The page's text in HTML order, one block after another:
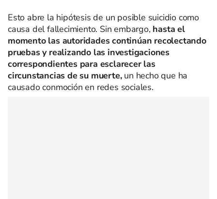
Esto abre la hipótesis de un posible suicidio como
causa del fallecimiento. Sin embargo, hasta el
momento las autoridades continúan recolectando
pruebas y realizando las investigaciones
correspondientes para esclarecer las
circunstancias de su muerte,un hecho que ha
causado conmoción en redes sociales.